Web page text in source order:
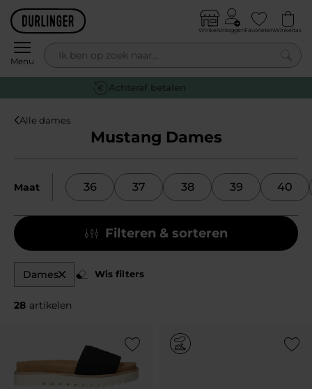
Skip to content
Menu
WinkelsInloggenFavorietenWinkeltas
0
Gratis retourneren
Alle dames
Mustang Dames
Maat 36 37 38 39 40
Filteren & sorteren
Dames Wis filters
28 artikelen
Add to Wishlist Add to